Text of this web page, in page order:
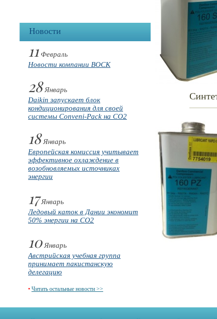
Новости
11 Февраль
Новости компании BOCK
28Январь
Daikin запускает блок
кондиционирования для своей
системы Conveni-Pack на CO2
18Январь
Европейская комиссия учитывает
эффективное охлаждение в
возобновляемых источниках
энергии
17Январь
Ледовый каток в Дании экономит
50% энергии на CO2
10Январь
Австрийская учебная группа
принимает пакистанскую
делегацию
• Читать остальные новости >>